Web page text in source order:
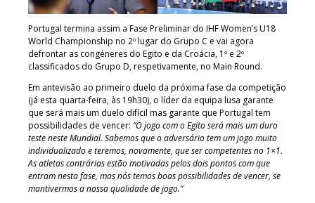
Portugal termina assim a Fase Preliminar do IHF Women’s U18
World Championship no 2º lugar do Grupo C e vai agora
defrontar as congéneres do Egito e da Croácia, 1º e 2º
classificados do Grupo D, respetivamente, no Main Round.
Em antevisão ao primeiro duelo da próxima fase da competição
(já esta quarta-feira, às 19h30), o líder da equipa lusa garante
que será mais um duelo difícil mas garante que Portugal tem
possibilidades de vencer: “O jogo com o Egito será mais um duro
teste neste Mundial. Sabemos que o adversário tem um jogo muito
individualizado e teremos, novamente, que ser competentes no 1×1.
As atletas contrárias estão motivadas pelos dois pontos com que
entram nesta fase, mas nós temos boas possibilidades de vencer, se
mantivermos a nossa qualidade de jogo.”